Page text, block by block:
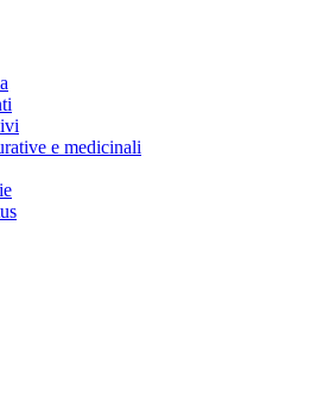
e medicinali